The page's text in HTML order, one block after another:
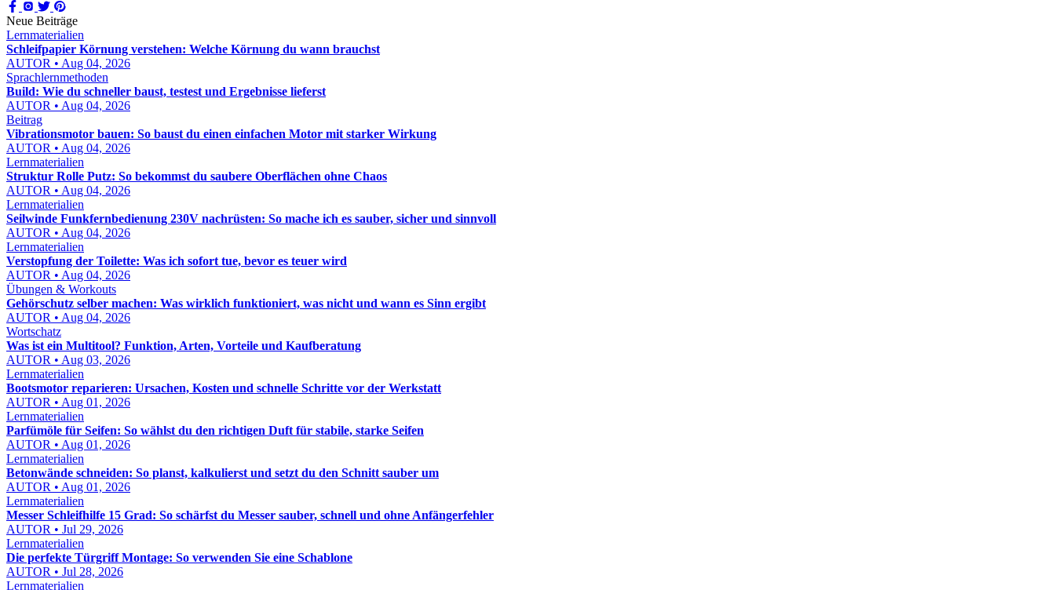
Neue Beiträge
Lernmaterialien
Schleifpapier Körnung verstehen: Welche Körnung du wann brauchst
AUTOR • Aug 04, 2026
Sprachlernmethoden
Build: Wie du schneller baust, testest und Ergebnisse lieferst
AUTOR • Aug 04, 2026
Beitrag
Vibrationsmotor bauen: So baust du einen einfachen Motor mit starker Wirkung
AUTOR • Aug 04, 2026
Lernmaterialien
Struktur Rolle Putz: So bekommst du saubere Oberflächen ohne Chaos
AUTOR • Aug 04, 2026
Lernmaterialien
Seilwinde Funkfernbedienung 230V nachrüsten: So mache ich es sauber, sicher und sinnvoll
AUTOR • Aug 04, 2026
Lernmaterialien
Verstopfung der Toilette: Was ich sofort tue, bevor es teuer wird
AUTOR • Aug 04, 2026
Übungen & Workouts
Gehörschutz selber machen: Was wirklich funktioniert, was nicht und wann es Sinn ergibt
AUTOR • Aug 04, 2026
Wortschatz
Was ist ein Multitool? Funktion, Arten, Vorteile und Kaufberatung
AUTOR • Aug 03, 2026
Lernmaterialien
Bootsmotor reparieren: Ursachen, Kosten und schnelle Schritte vor der Werkstatt
AUTOR • Aug 01, 2026
Lernmaterialien
Parfümöle für Seifen: So wählst du den richtigen Duft für stabile, starke Seifen
AUTOR • Aug 01, 2026
Lernmaterialien
Betonwände schneiden: So planst, kalkulierst und setzt du den Schnitt sauber um
AUTOR • Aug 01, 2026
Lernmaterialien
Messer Schleifhilfe 15 Grad: So schärfst du Messer sauber, schnell und ohne Anfängerfehler
AUTOR • Jul 29, 2026
Lernmaterialien
Die perfekte Türgriff Montage: So verwenden Sie eine Schablone
AUTOR • Jul 28, 2026
Lernmaterialien